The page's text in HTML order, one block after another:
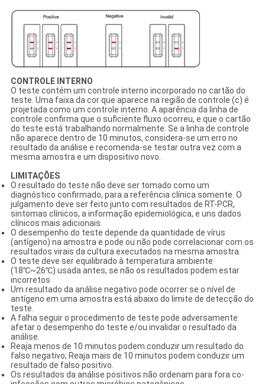
CONTROLE INTERNO
O teste contém um controle interno incorporado no cartão do
teste. Uma faixa da cor que aparece na região de controle (c) é
projetada como um controle interno. A aparência da linha de
controle confirma que o suficiente fluxo ocorreu, e que o cartão
do teste está trabalhando normalmente. Se a linha de controle
não aparece dentro de 10 minutos, considera-se um erro no
resultado da análise e recomenda-se testar outra vez com a
mesma amostra e um dispositivo novo.
LIMITAÇÕES
O resultado do teste não deve ser tomado como um
diagnóstico confirmado, para a referência clínica somente. O
julgamento deve ser feito junto com resultados de RT-PCR,
sintomas clínicos, a informação epidemiológica, e uns dados
clínicos mais adicionais.
O desempenho do teste depende da quantidade de vírus
(antígeno) na amostra e pode ou não pode correlacionar com os
resultados virais da cultura executados na mesma amostra.
O teste deve ser equilibrado à temperatura ambiente
(18℃~26℃) usada antes, se não os resultados podem estar
incorretos
Um resultado da análise negativo pode ocorrer se o nível de
antígeno em uma amostra está abaixo do limite de detecção do
teste.
A falha seguir o procedimento de teste pode adversamente
afetar o desempenho do teste e/ou invalidar o resultado da
análise.
Reaja menos de 10 minutos podem conduzir um resultado do
falso negativo; Reaja mais de 10 minutos podem conduzir um
resultado de falso positivo.
Os resultados da análise positivos não ordenam para fora co-